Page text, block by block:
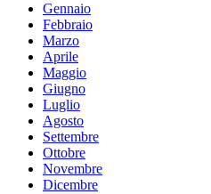
Gennaio
Febbraio
Marzo
Aprile
Maggio
Giugno
Luglio
Agosto
Settembre
Ottobre
Novembre
Dicembre